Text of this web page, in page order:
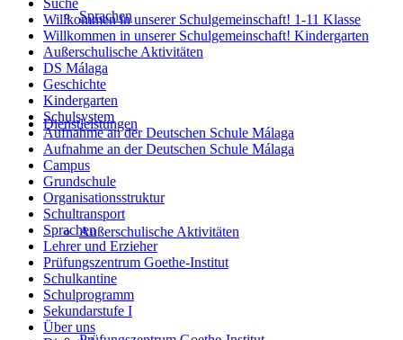
Sprachen
Dienstleistungen
Außerschulische Aktivitäten
Suche
Willkommen in unserer Schulgemeinschaft! 1-11 Klasse
Willkommen in unserer Schulgemeinschaft! Kindergarten
Außerschulische Aktivitäten
DS Málaga
Geschichte
Kindergarten
Schulsystem
Aufnahme an der Deutschen Schule Málaga
Aufnahme an der Deutschen Schule Málaga
Campus
Grundschule
Organisationsstruktur
Schultransport
Sprachen
Lehrer und Erzieher
Prüfungszentrum Goethe-Institut
Schulkantine
Schulprogramm
Sekundarstufe I
Über uns